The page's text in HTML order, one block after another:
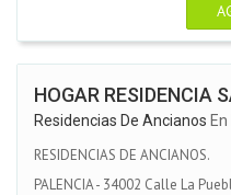
HOGAR RESIDENCIA
Residencias De Ancianos En
RESIDENCIAS DE ANCIANOS.
PALENCIA - 34002 Calle La